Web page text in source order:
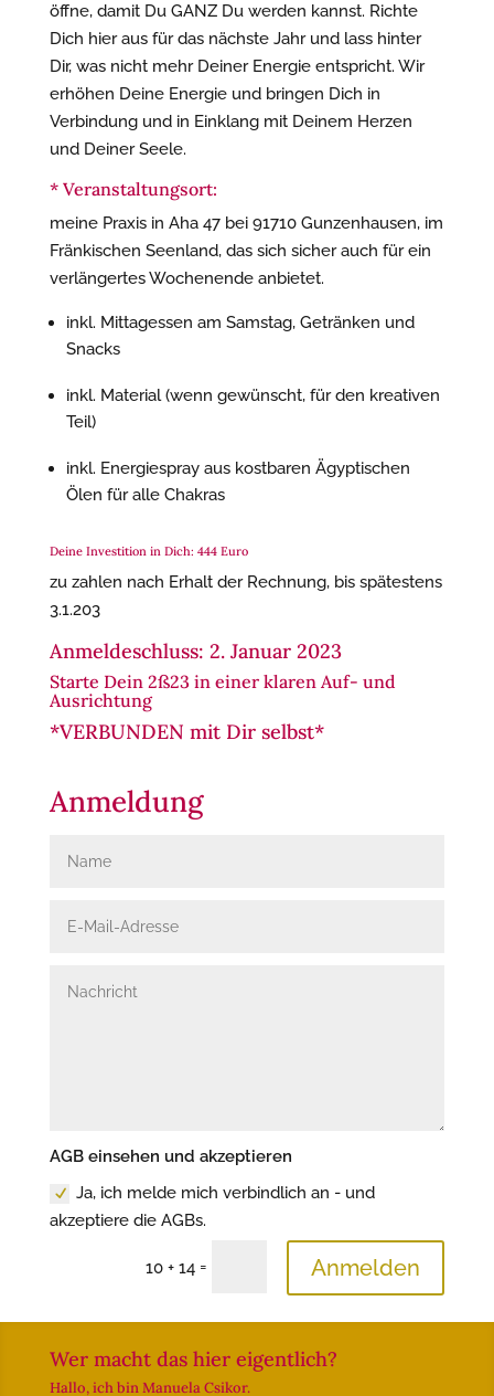
öffne, damit Du GANZ Du werden kannst. Richte
Dich hier aus für das nächste Jahr und lass hinter
Dir, was nicht mehr Deiner Energie entspricht. Wir
erhöhen Deine Energie und bringen Dich in
Verbindung und in Einklang mit Deinem Herzen
und Deiner Seele.
* Veranstaltungsort:
meine Praxis in Aha 47 bei 91710 Gunzenhausen, im
Fränkischen Seenland, das sich sicher auch für ein
verlängertes Wochenende anbietet.
inkl. Mittagessen am Samstag, Getränken und
Snacks
inkl. Material (wenn gewünscht, für den kreativen
Teil)
inkl. Energiespray aus kostbaren Ägyptischen
Ölen für alle Chakras
Deine Investition in Dich: 444 Euro
zu zahlen nach Erhalt der Rechnung, bis spätestens
3.1.203
Anmeldeschluss: 2. Januar 2023
Starte Dein 2ß23 in einer klaren Auf- und
Ausrichtung
*VERBUNDEN mit Dir selbst*
Anmeldung
AGB einsehen und akzeptieren
Ja, ich melde mich verbindlich an - und
akzeptiere die AGBs.
10 + 14 = Anmelden
Wer macht das hier eigentlich?
Hallo, ich bin Manuela Csikor.